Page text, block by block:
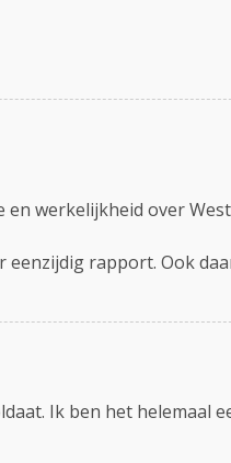
en werkelijkheid over
eenzijdig rapport. Ook
Ik ben het helemaal